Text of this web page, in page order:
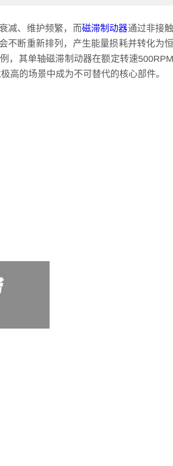
减、维护频繁，而磁滞制动器通过非接
断重新排列，产生能量损耗并转化为
，其单轴磁滞制动器在额定转速
高的场景中成为不可替代的核心部件。